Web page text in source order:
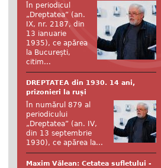
În periodicul
„Dreptatea” (an.
IX, nr. 2187, din
13 ianuarie
1935), ce apărea
la București,
citim...
DREPTATEA din 1930. 14 ani,
prizonieri la ruși
În numărul 879 al
periodicului
„Dreptatea” (an. IV,
din 13 septembrie
1930), ce apărea la...
Maxim Vălean: Cetatea sufletului -